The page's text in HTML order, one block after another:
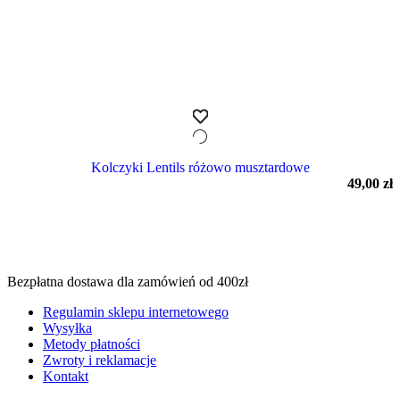
Kolczyki Lentils różowo musztardowe
49,00 zł
Bezpłatna dostawa dla zamówień od 400zł
Regulamin sklepu internetowego
Wysyłka
Metody płatności
Zwroty i reklamacje
Kontakt